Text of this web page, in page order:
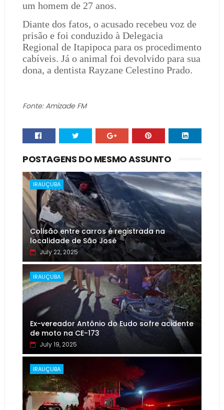
um homem de 27 anos.
Diante dos fatos, o acusado recebeu voz de
prisão e foi conduzido à Delegacia
Regional de Itapipoca para os procedimento
cabíveis. Já o animal foi devolvido para sua
dona, a dentista Rayzane Celestino Prado.
Fonte: Amizade FM
POSTAGENS DO MESMO ASSUNTO
IRAUÇUBA
Colisão entre carros é registrada na
localidade de São José
July 22, 2025
IRAUÇUBA
Ex-vereador Antônio do Eudo sofre acidente
de moto na CE-173
July 19, 2025
IRAUÇUBA